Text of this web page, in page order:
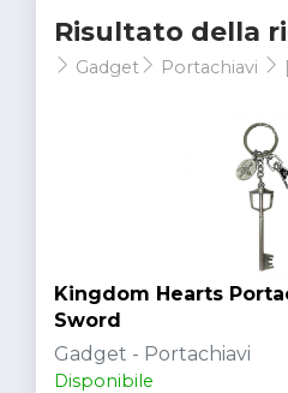
Risultato della
Gadget Portachiavi
Kingdom Hearts
Sword
Gadget - Portachiavi
Disponibile